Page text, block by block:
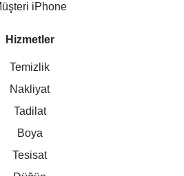
iPhone
Hizmetler
Temizlik
Nakliyat
Tadilat
Boya
Tesisat